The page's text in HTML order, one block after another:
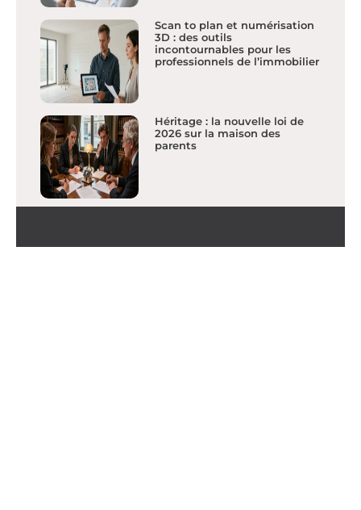
Scan to plan et numérisation
3D : des outils
incontournables pour les
professionnels de l’immobilier
Héritage : la nouvelle loi de
2026 sur la maison des
parents